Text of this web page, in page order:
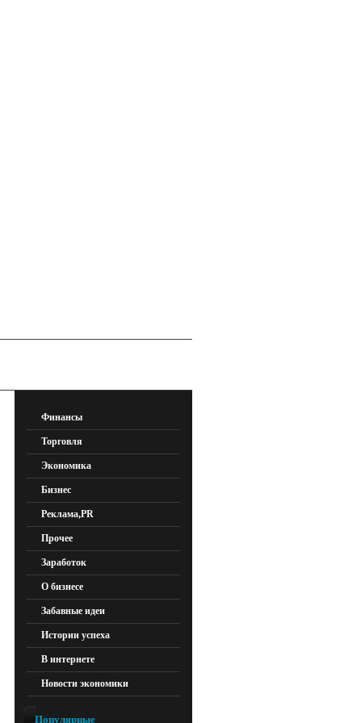
Финансы
Торговля
Экономика
Бизнес
Реклама,PR
Прочее
Заработок
О бизнесе
Забавные идеи
Истории успеха
В интернете
Новости экономики
Популярные